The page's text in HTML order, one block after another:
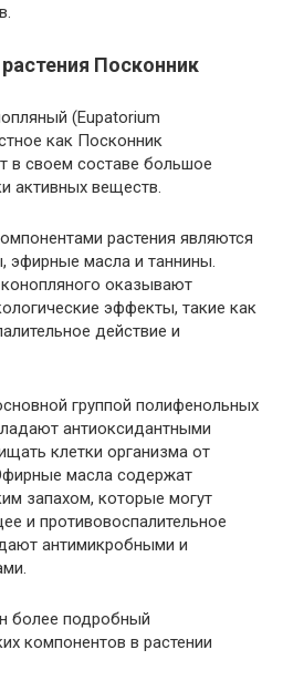
Посконник
(Eupatorium
как Посконник
в своем составе большое
активных веществ.
растения являются
масла и таннины.
оказывают
эффекты, такие как
действие и
группой полифенольных
антиоксидантными
клетки организма от
масла содержат
запахом, которые могут
и противовоспалительное
антимикробными и
более подробный
компонентов в растении